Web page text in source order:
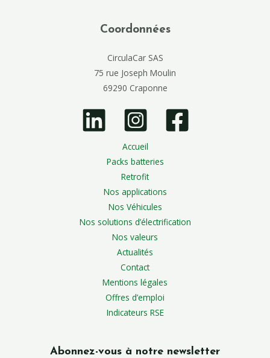
Coordonnées
CirculaCar SAS
75 rue Joseph Moulin
69290 Craponne
Accueil
Packs batteries
Retrofit
Nos applications
Nos Véhicules
Nos solutions d’électrification
Nos valeurs
Actualités
Contact
Mentions légales
Offres d’emploi
Indicateurs RSE
Abonnez-vous à notre newsletter